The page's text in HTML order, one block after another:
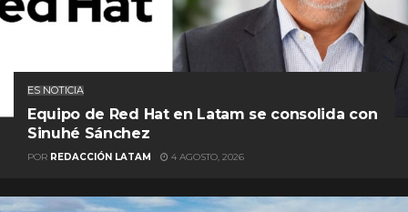
ES NOTICIA
Equipo de Red Hat en Latam se consolida con
Sinuhé Sánchez
POR REDACCIÓN LATAM 4 AGOSTO, 2026